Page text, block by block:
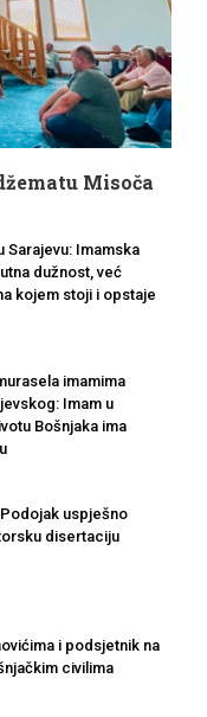
Misoča
Sarajevu: Imamska
dužnost, već
kojem stoji i opstaje
imamima
Imam u
Bošnjaka ima
uspješno
disertaciju
i podsjetnik na
civilima